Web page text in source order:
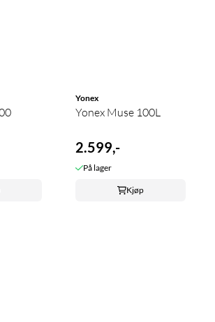
Yonex
Yonex Muse 100L
2.599,-
På lager
Kjøp